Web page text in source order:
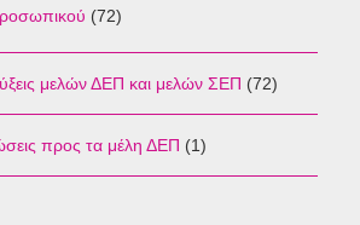
(72)
μελών ΔΕΠ και μελών ΣΕΠ (72)
προς τα μέλη ΔΕΠ (1)